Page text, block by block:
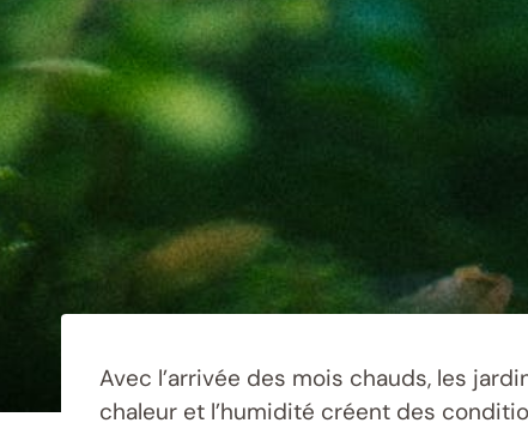
Avec l’arrivée des mois chauds, les
chaleur et l’humidité créent des